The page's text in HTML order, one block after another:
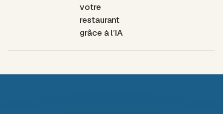
votre
restaurant
grâce à l’IA